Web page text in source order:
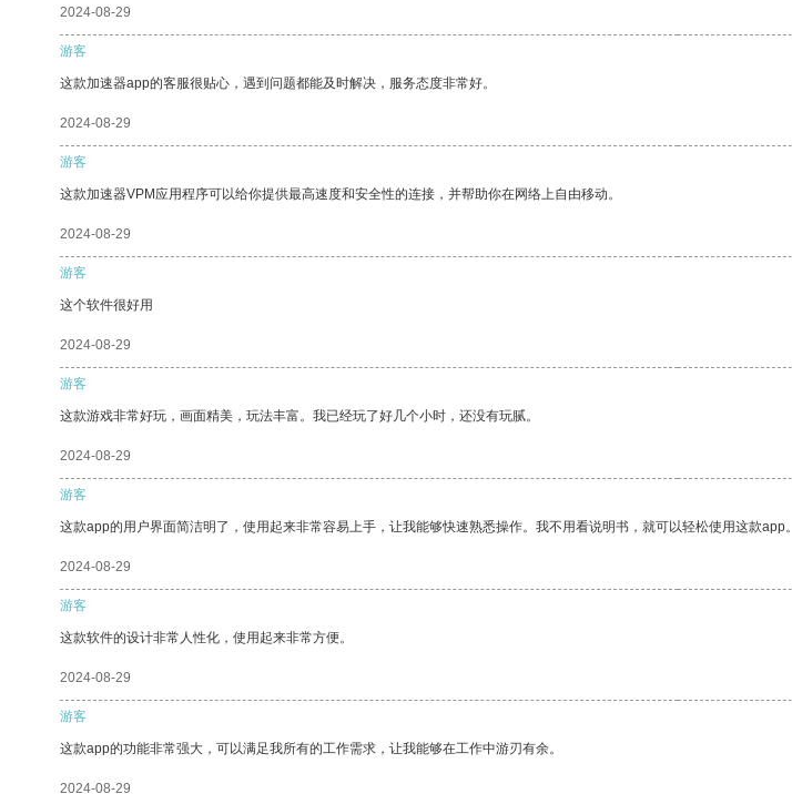
2024-08-29
游客
这款加速器app的客服很贴心，遇到问题都能及时解决，服务态度非常好。
2024-08-29
游客
这款加速器VPM应用程序可以给你提供最高速度和安全性的连接，并帮助你在网络上自由移动。
2024-08-29
游客
这个软件很好用
2024-08-29
游客
这款游戏非常好玩，画面精美，玩法丰富。我已经玩了好几个小时，还没有玩腻。
2024-08-29
游客
这款app的用户界面简洁明了，使用起来非常容易上手，让我能够快速熟悉操作。我不用看说明书，就可以轻松使用这款app。
2024-08-29
游客
这款软件的设计非常人性化，使用起来非常方便。
2024-08-29
游客
这款app的功能非常强大，可以满足我所有的工作需求，让我能够在工作中游刃有余。
2024-08-29